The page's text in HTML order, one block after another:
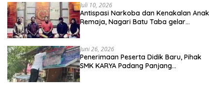
Juli 10, 2026
Antispasi Narkoba dan Kenakalan Anak
Remaja, Nagari Batu Taba gelar
Juni 26, 2026
Penerimaan Peserta Didik Baru, Pihak
SMK KARYA Padang Panjang